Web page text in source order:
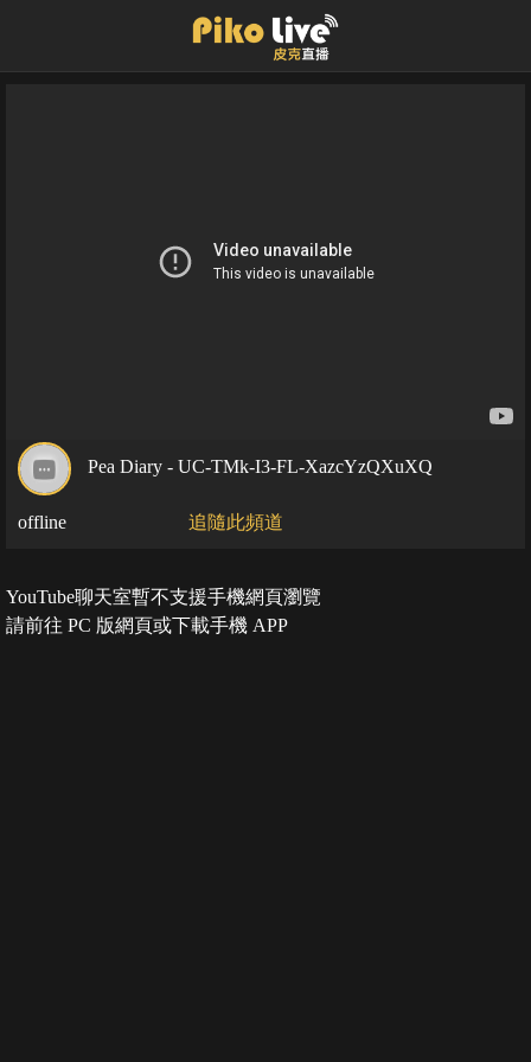
Pea Diary - UC-TMk-I3-FL-XazcYzQXuXQ
offline 追隨此頻道
YouTube聊天室暫不支援手機網頁瀏覽
請前往 PC 版網頁或下載手機 APP